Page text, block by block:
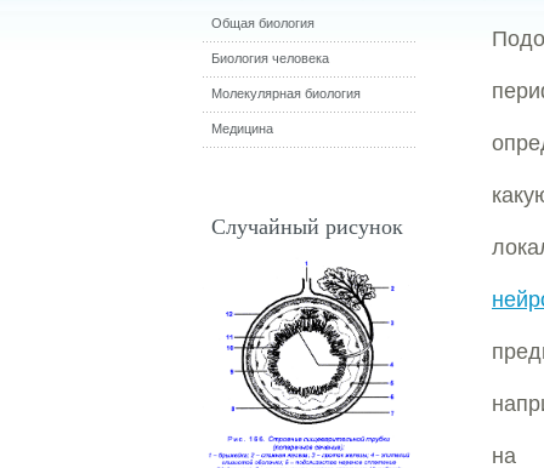
на
Общая биология
Биология человека
Молекулярная биология
Медицина
Случайный рисунок